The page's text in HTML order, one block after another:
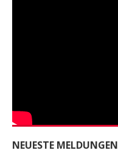
NEUESTE MELDUNGEN